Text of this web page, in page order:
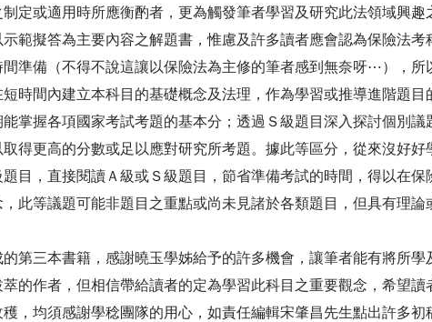
定或適用時所應衡酌者，更為觸發筆者學習及研究此法領域興趣
範擬答為主要內容之解題書，惟慮及許多讀者應會認為保險法
準備（不得不說這讓以保險法為主修的筆者感到無奈呀⋯），
時間內建立本科目的基礎概念及法理，作為學習或推導進階題
掌握各項國家考試考題的基本分；透過Ｓ級題目深入探討個別
得更高的分數或足以應對研究所考題。據此等區分，從來沒好
目，直接閱讀Ａ級或Ｓ級題目，節省準備考試的時間，得以在
此等議題可能非題目之重點或尚未見諸於各類題目，但具有理
第三本書籍，感謝曉玉學姊給予的許多機會，讓筆者能有將所
的作者，但相信帶給讀者的定為學習此科目之重要觀念，希望
，均須感謝學稔團隊的用心，如責任編輯宋肇昌先生點出許多